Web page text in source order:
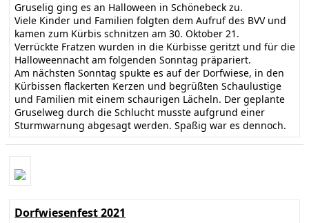
Gruselig ging es an Halloween in Schönebeck zu.
Viele Kinder und Familien folgten dem Aufruf des BVV und
kamen zum Kürbis schnitzen am 30. Oktober 21.
Verrückte Fratzen wurden in die Kürbisse geritzt und für die
Halloweennacht am folgenden Sonntag präpariert.
Am nächsten Sonntag spukte es auf der Dorfwiese, in den
Kürbissen flackerten Kerzen und begrüßten Schaulustige
und Familien mit einem schaurigen Lächeln. Der geplante
Gruselweg durch die Schlucht musste aufgrund einer
Sturmwarnung abgesagt werden. Spaßig war es dennoch.
Dorfwiesenfest 2021